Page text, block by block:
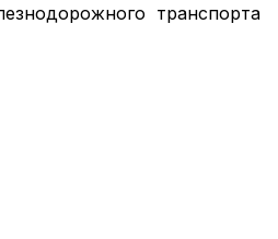
транспорта